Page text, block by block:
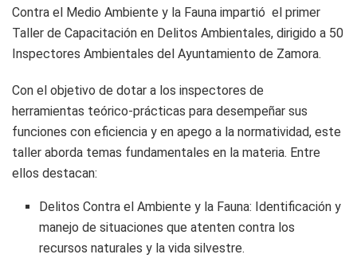
Contra el Medio Ambiente y la Fauna impartió el primer
Taller de Capacitación en Delitos Ambientales, dirigido a 50
Inspectores Ambientales del Ayuntamiento de Zamora.
Con el objetivo de dotar a los inspectores de
herramientas teórico-prácticas para desempeñar sus
funciones con eficiencia y en apego a la normatividad, este
taller aborda temas fundamentales en la materia. Entre
ellos destacan:
Delitos Contra el Ambiente y la Fauna: Identificación y
manejo de situaciones que atenten contra los
recursos naturales y la vida silvestre.